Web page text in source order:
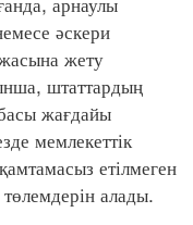
әскери
жету
штаттардың
жағдайы
мемлекеттік
етілмеген
алады.